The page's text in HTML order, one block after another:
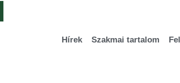
Hírek Szakmai tartalom